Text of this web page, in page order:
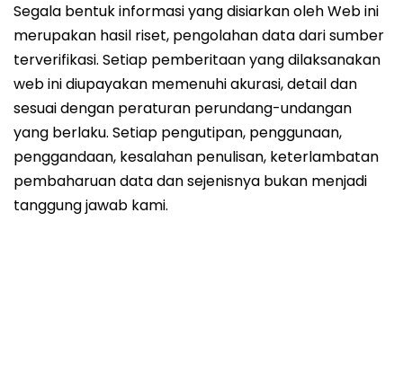
Segala bentuk informasi yang disiarkan oleh Web ini
merupakan hasil riset, pengolahan data dari sumber
terverifikasi. Setiap pemberitaan yang dilaksanakan
web ini diupayakan memenuhi akurasi, detail dan
sesuai dengan peraturan perundang-undangan
yang berlaku. Setiap pengutipan, penggunaan,
penggandaan, kesalahan penulisan, keterlambatan
pembaharuan data dan sejenisnya bukan menjadi
tanggung jawab kami.